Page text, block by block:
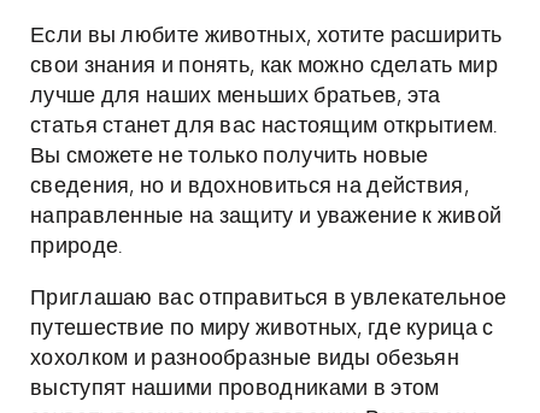
Если вы любите животных, хотите расширить
свои знания и понять, как можно сделать мир
лучше для наших меньших братьев, эта
статья станет для вас настоящим открытием.
Вы сможете не только получить новые
сведения, но и вдохновиться на действия,
направленные на защиту и уважение к живой
природе.
Приглашаю вас отправиться в увлекательное
путешествие по миру животных, где курица с
хохолком и разнообразные виды обезьян
выступят нашими проводниками в этом